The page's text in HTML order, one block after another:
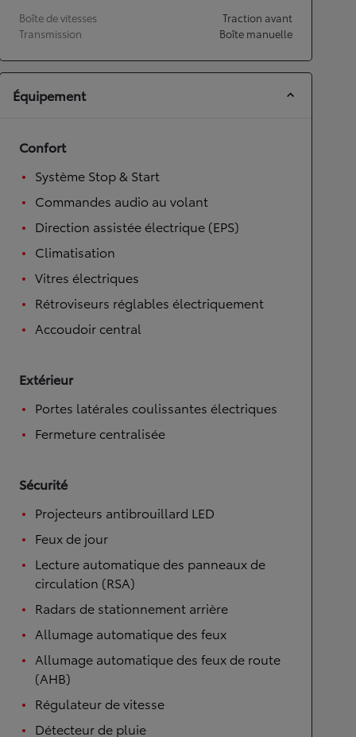
Boîte de vitesses
Traction avant
Transmission
Boîte manuelle
Équipement
Confort
Système Stop & Start
Commandes audio au volant
Direction assistée électrique (EPS)
Climatisation
Vitres électriques
Rétroviseurs réglables électriquement
Accoudoir central
Extérieur
Portes latérales coulissantes électriques
Fermeture centralisée
Sécurité
Projecteurs antibrouillard LED
Feux de jour
Lecture automatique des panneaux de
circulation (RSA)
Radars de stationnement arrière
Allumage automatique des feux
Allumage automatique des feux de route
(AHB)
Régulateur de vitesse
Détecteur de pluie